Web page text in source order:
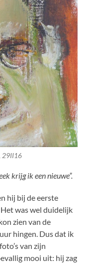
29II16
krijg ik een nieuwe”.
hij bij de eerste
was wel duidelijk
zien van de
hingen. Dus dat ik
van zijn
mooi uit: hij zag